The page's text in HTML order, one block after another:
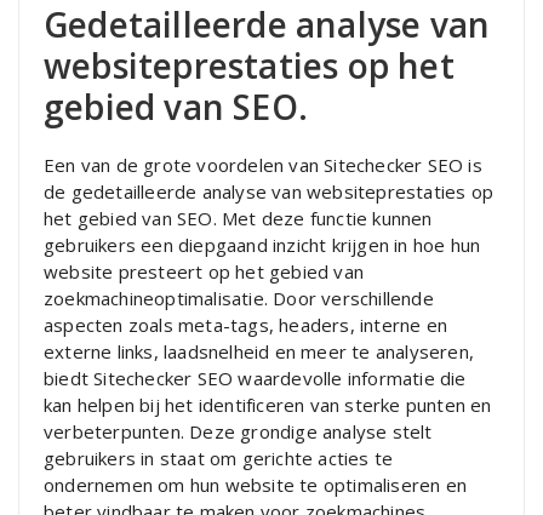
Gedetailleerde analyse van
websiteprestaties op het
gebied van SEO.
Een van de grote voordelen van Sitechecker SEO is
de gedetailleerde analyse van websiteprestaties op
het gebied van SEO. Met deze functie kunnen
gebruikers een diepgaand inzicht krijgen in hoe hun
website presteert op het gebied van
zoekmachineoptimalisatie. Door verschillende
aspecten zoals meta-tags, headers, interne en
externe links, laadsnelheid en meer te analyseren,
biedt Sitechecker SEO waardevolle informatie die
kan helpen bij het identificeren van sterke punten en
verbeterpunten. Deze grondige analyse stelt
gebruikers in staat om gerichte acties te
ondernemen om hun website te optimaliseren en